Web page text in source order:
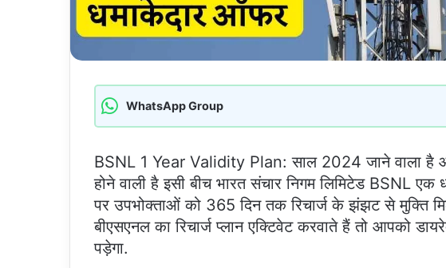
WhatsApp Group
BSNL 1 Year Validity Plan: साल 2024 जाने वाला
होने वाली है इसी बीच भारत संचार निगम लिमिटेड BSNL एक
पर उपभोक्ताओं को 365 दिन तक रिचार्ज के झंझट से मुक्ति
बीएसएनल का रिचार्ज प्लान एक्टिवेट करवाते हैं तो आपको
पड़ेगा.